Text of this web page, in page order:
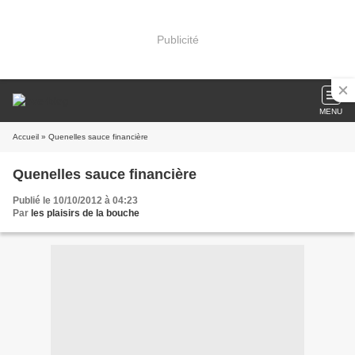
Publicité
MENU
Accueil » Quenelles sauce financière
Quenelles sauce financière
Publié le 10/10/2012 à 04:23
Par les plaisirs de la bouche